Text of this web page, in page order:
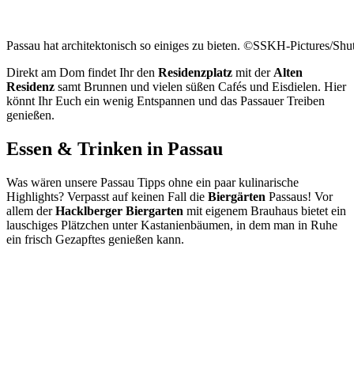
Passau hat architektonisch so einiges zu bieten. ©SSKH-Pictures/
Direkt am Dom findet Ihr den Residenzplatz mit der Alten
Residenz samt Brunnen und vielen süßen Cafés und Eisdielen. Hier
könnt Ihr Euch ein wenig Entspannen und das Passauer Treiben
genießen.
Essen & Trinken in Passau
Was wären unsere Passau Tipps ohne ein paar kulinarische
Highlights? Verpasst auf keinen Fall die Biergärten Passaus! Vor
allem derHacklberger Biergarten mit eigenem Brauhaus bietet ein
lauschiges Plätzchen unter Kastanienbäumen, in dem man in Ruhe
ein frisch Gezapftes genießen kann.